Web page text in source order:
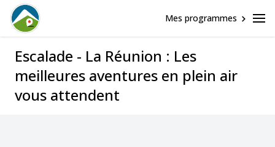
Mes programmes
Escalade - La Réunion : Les
meilleures aventures en plein air
vous attendent